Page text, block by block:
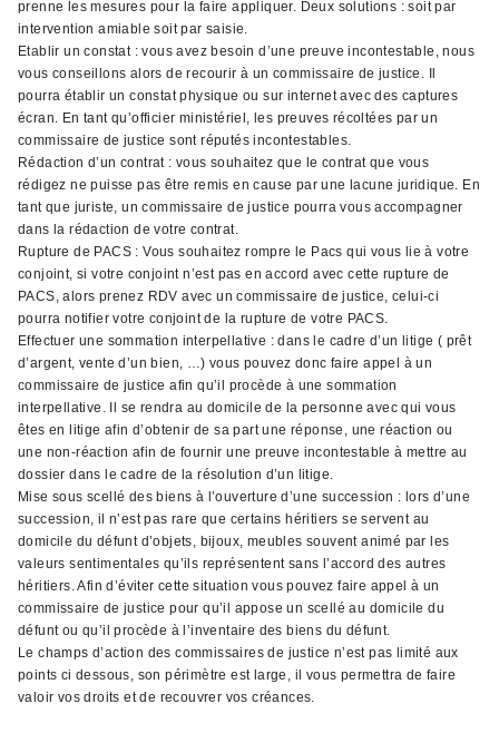
prenne les mesures pour la faire appliquer. Deux solutions : soit par
intervention amiable soit par saisie.
Etablir un constat : vous avez besoin d’une preuve incontestable, nous
vous conseillons alors de recourir à un commissaire de justice. Il
pourra établir un constat physique ou sur internet avec des captures
écran. En tant qu’officier ministériel, les preuves récoltées par un
commissaire de justice sont réputés incontestables.
Rédaction d’un contrat : vous souhaitez que le contrat que vous
rédigez ne puisse pas être remis en cause par une lacune juridique. En
tant que juriste, un commissaire de justice pourra vous accompagner
dans la rédaction de votre contrat.
Rupture de PACS : Vous souhaitez rompre le Pacs qui vous lie à votre
conjoint, si votre conjoint n’est pas en accord avec cette rupture de
PACS, alors prenez RDV avec un commissaire de justice, celui-ci
pourra notifier votre conjoint de la rupture de votre PACS.
Effectuer une sommation interpellative : dans le cadre d’un litige ( prêt
d’argent, vente d’un bien, …) vous pouvez donc faire appel à un
commissaire de justice afin qu’il procède à une sommation
interpellative. Il se rendra au domicile de la personne avec qui vous
êtes en litige afin d’obtenir de sa part une réponse, une réaction ou
une non-réaction afin de fournir une preuve incontestable à mettre au
dossier dans le cadre de la résolution d’un litige.
Mise sous scellé des biens à l’ouverture d’une succession : lors d’une
succession, il n’est pas rare que certains héritiers se servent au
domicile du défunt d’objets, bijoux, meubles souvent animé par les
valeurs sentimentales qu’ils représentent sans l’accord des autres
héritiers. Afin d’éviter cette situation vous pouvez faire appel à un
commissaire de justice pour qu’il appose un scellé au domicile du
défunt ou qu’il procède à l’inventaire des biens du défunt.
Le champs d’action des commissaires de justice n’est pas limité aux
points ci dessous, son périmètre est large, il vous permettra de faire
valoir vos droits et de recouvrer vos créances.